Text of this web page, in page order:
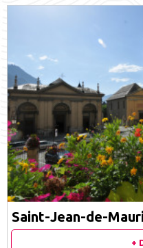
Saint-Jean-de-
+